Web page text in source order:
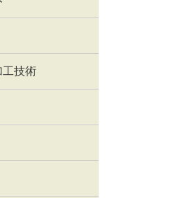
工技術